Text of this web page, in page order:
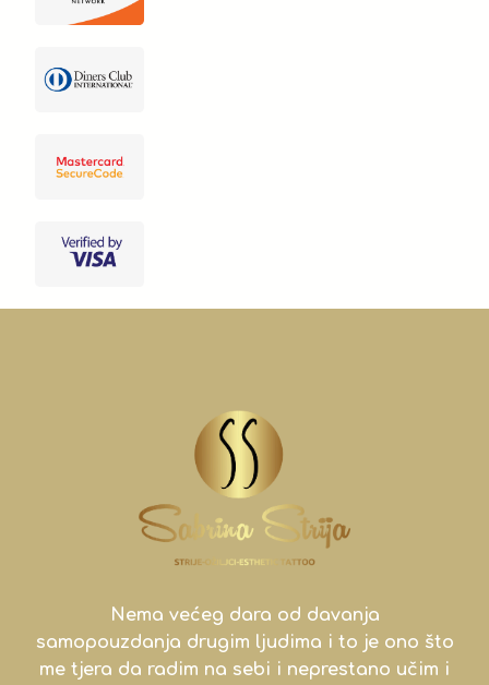
Nema većeg dara od davanja
samopouzdanja drugim ljudima i to je ono što
me tjera da radim na sebi i neprestano učim i